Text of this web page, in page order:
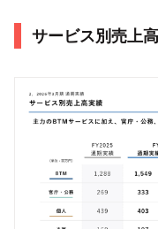
サービス別売上